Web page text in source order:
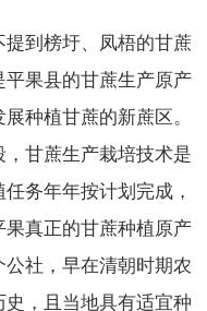
到榜圩、凤梧的甘蔗
果县的甘蔗生产原产
种植甘蔗的新蔗区。
甘蔗生产栽培技术是
务年年按计划完成，
真正的甘蔗种植原产
社，早在清朝时期农
，且当地具有适宜种